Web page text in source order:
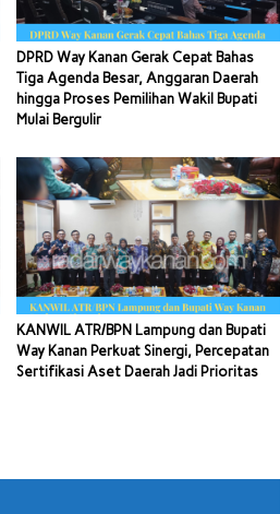
DPRD Way Kanan Gerak Cepat Bahas
Tiga Agenda Besar, Anggaran Daerah
hingga Proses Pemilihan Wakil Bupati
Mulai Bergulir
KANWIL ATR/BPN Lampung dan Bupati
Way Kanan Perkuat Sinergi, Percepatan
Sertifikasi Aset Daerah Jadi Prioritas